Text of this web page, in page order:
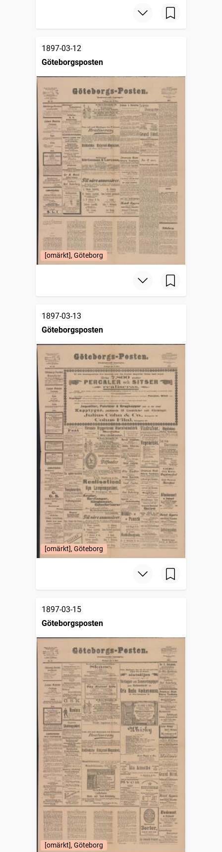
1897-03-12
Göteborgsposten
[omärkt], Göteborg
1897-03-13
Göteborgsposten
[omärkt], Göteborg
1897-03-15
Göteborgsposten
[omärkt], Göteborg